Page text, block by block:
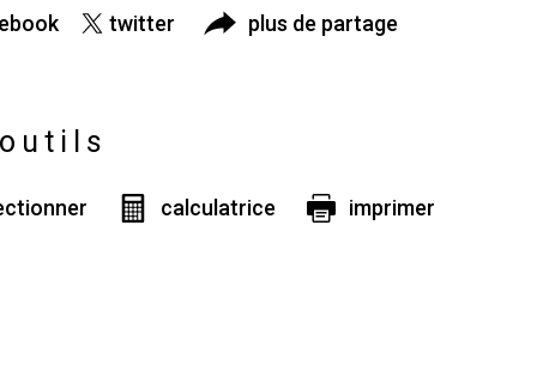
twitter plus de partage
calculatrice imprimer